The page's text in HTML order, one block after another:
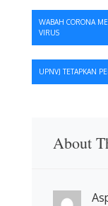
Navigasi
pos
WABAH CORONA
VIRUS
UPNVJ TETAPKAN
About